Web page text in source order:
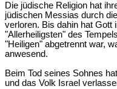
Die jüdische Religion hat
jüdischen Messias durch
verloren. Bis dahin hat Gott
"Allerheiligsten" des
"Heiligen" abgetrennt war,
anwesend.
Beim Tod seines Sohnes
und das Volk Israel